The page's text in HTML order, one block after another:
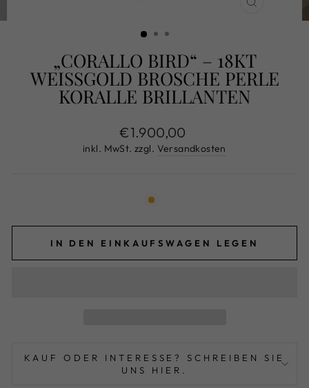
„CORALLO BIRD“ – 18KT
WEISSGOLD BROSCHE PERLE K
ORALLE BRILLANTEN
Normaler
Preis
€1.900,00
inkl. MwSt. zzgl. Versandkosten
IN DEN EINKAUFSWAGEN LEGEN
KAUF ODER INTERESSE? SCHREIBEN SIE
UNS HIER.